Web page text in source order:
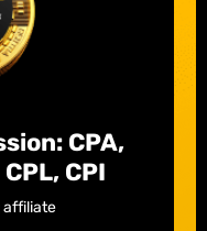
CPA,
CPI
affiliate